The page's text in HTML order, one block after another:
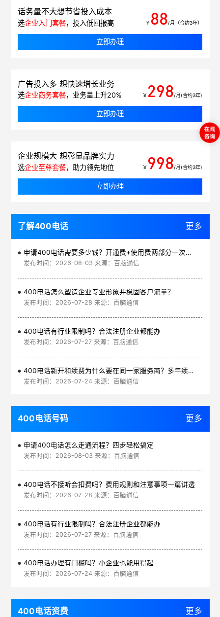
话务量不大想节省投入成本
选企业入门套餐，投入低回报高 ￥ 88/月（合约3年）
立即办理
广告投入多 想快速增长业务
选企业商务套餐，业务量上升20% ￥ 298/月(合约3年)
立即办理
企业规模大 想彰显品牌实力
选企业至尊套餐，助力领先地位 ￥ 998/月(合约3年)
立即办理
了解400电话 更多
申请400电话需要多少钱？开通费+使用费两部分一次讲清
发布时间：2026-08-03 来源：百脑通信
400电话怎么塑造企业专业形象并稳固客户流量？
发布时间：2026-07-28 来源：百脑通信
400电话有行业限制吗？合法注册企业都能办
发布时间：2026-07-27 来源：百脑通信
400电话新开和续费为什么要在同一家服务商？多年续费更划算
发布时间：2026-07-24 来源：百脑通信
400电话号码 更多
申请400电话怎么走通流程？四步轻松搞定
发布时间：2026-08-03 来源：百脑通信
400电话不接听会扣费吗？费用规则和注意事项一篇讲透
发布时间：2026-07-28 来源：百脑通信
400电话有行业限制吗？合法注册企业都能办
发布时间：2026-07-27 来源：百脑通信
400电话办理有门槛吗？小企业也能用得起
发布时间：2026-07-24 来源：百脑通信
400电话资费 更多